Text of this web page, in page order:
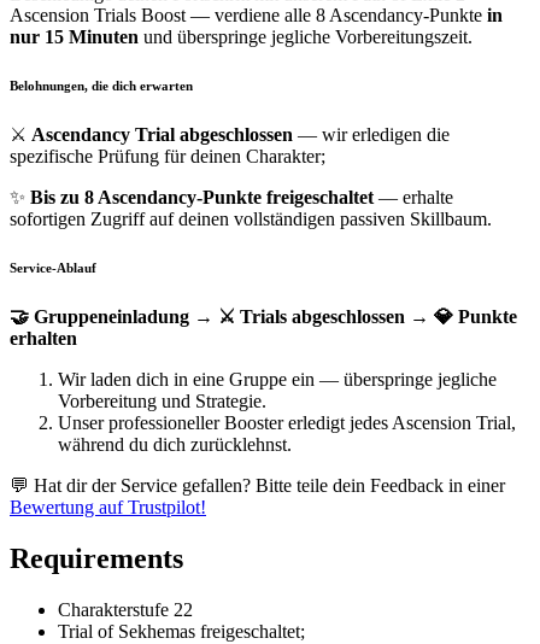
Ascension Trials Boost — verdiene alle 8 Ascendancy-Punkte in
nur 15 Minuten und überspringe jegliche Vorbereitungszeit.
Belohnungen, die dich erwarten
⚔️ Ascendancy Trial abgeschlossen — wir erledigen die
spezifische Prüfung für deinen Charakter;
✨ Bis zu 8 Ascendancy-Punkte freigeschaltet— erhalte
sofortigen Zugriff auf deinen vollständigen passiven Skillbaum.
Service-Ablauf
🤝 Gruppeneinladung → ⚔️ Trials abgeschlossen → 💎 Punkte
erhalten
Wir laden dich in eine Gruppe ein — überspringe jegliche
Vorbereitung und Strategie.
Unser professioneller Booster erledigt jedes Ascension Trial,
während du dich zurücklehnst.
💬 Hat dir der Service gefallen? Bitte teile dein Feedback in einer
Bewertung auf Trustpilot!
Requirements
Charakterstufe 22
Trial of Sekhemas freigeschaltet;